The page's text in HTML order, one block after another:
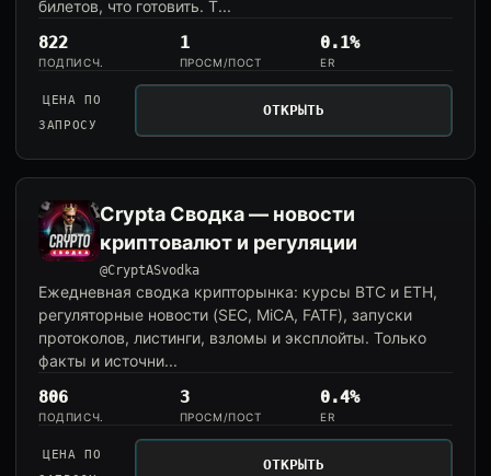
билетов, что готовить. Т...
822
ПОДПИСЧ.
1
ПРОСМ/ПОСТ
0.1%
ER
ЦЕНА ПО
ЗАПРОСУ
ОТКРЫТЬ
Crypta Сводка — новости
криптовалют и регуляции
@CryptASvodka
Ежедневная сводка крипторынка: курсы BTC и ETH,
регуляторные новости (SEC, MiCA, FATF), запуски
протоколов, листинги, взломы и эксплойты. Только
факты и источни...
806
ПОДПИСЧ.
3
ПРОСМ/ПОСТ
0.4%
ER
ЦЕНА ПО
ОТКРЫТЬ